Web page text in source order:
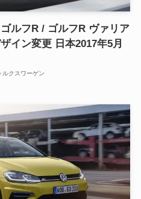
ルフR / ゴルフR ヴァリア
イン変更 日本2017年5月
ルクスワーゲン